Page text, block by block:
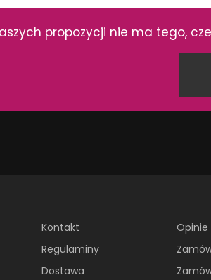
inwestorka
między światowymi
na
propozycji nie ma tego,
Kontakt
Regulaminy
Dostawa
Opinie